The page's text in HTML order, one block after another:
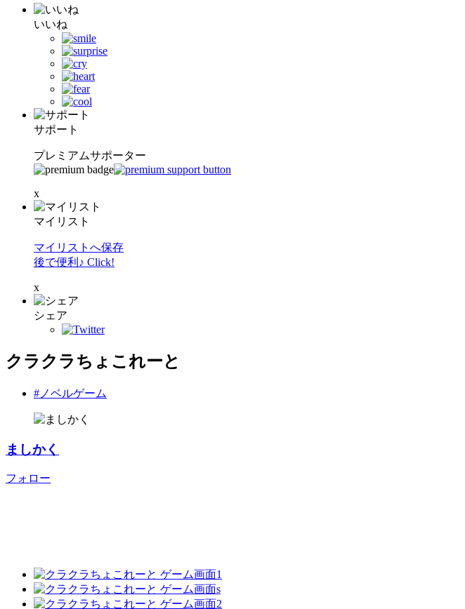
いいね
サポート
プレミアムサポーター
x
マイリスト
マイリストへ保存
後で便利♪ Click!
x
シェア
クラクラちょこれーと
#ノベルゲーム
ましかく
フォロー